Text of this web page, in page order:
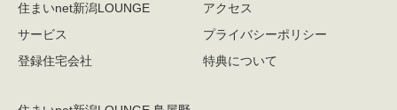
住まいnet新潟LOUNGE
サービス
登録住宅会社
アクセス
プライバシーポリシー
特典について